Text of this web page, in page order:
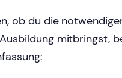
ob du die
mitbringst,